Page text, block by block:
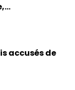
accusés de